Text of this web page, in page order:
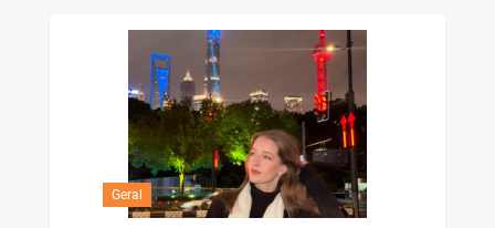
Geral